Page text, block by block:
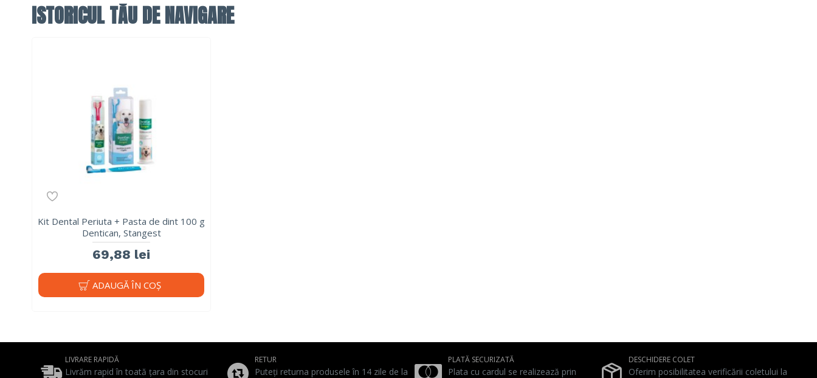
ISTORICUL TĂU DE NAVIGARE
Kit Dental Periuta + Pasta de dint 100 g
Dentican, Stangest
69,88 lei
ADAUGĂ ÎN COŞ
LIVRARE RAPIDĂ
Livrăm rapid în toată țara din stocuri
RETUR
Puteți returna produsele în 14 zile de la
PLATĂ SECURIZATĂ
Plata cu cardul se realizează prin
DESCHIDERE COLET
Oferim posibilitatea verificării coletului la